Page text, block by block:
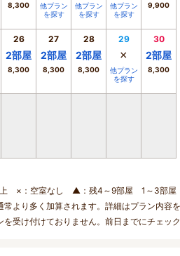
8,300
他プラン
を探す
他プラン
を探す
他プラン
を探す
9,900
26
2部屋
8,300
27
2部屋
8,300
28
2部屋
8,300
29
×
他プラン
を探す
30
2部屋
8,300
×：空室なし ▲：残4～9部屋 1～3部屋
常より多く加算されます。詳細はプラン内容を
を受け付けておりません。前日までにチェッ